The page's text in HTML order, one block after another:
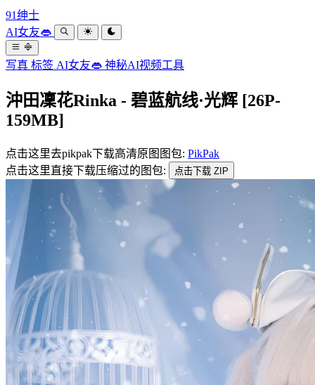
91绅士
AI女友👄
写真 标签 AI女友👄 神秘AI视频工具
沖田凜花Rinka - 碧蓝航线·光辉 [26P-
159MB]
点击这里去pikpak下载高清原图图包: PikPak
点击这里直接下载压缩过的图包:
点击下载 ZIP